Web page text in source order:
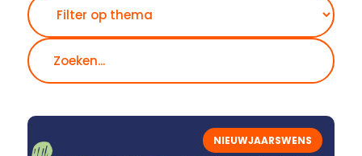
NIEUWJAARSWENS